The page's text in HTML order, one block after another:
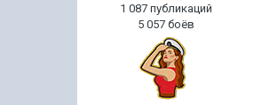
1 087 публикаций
5 057 боёв